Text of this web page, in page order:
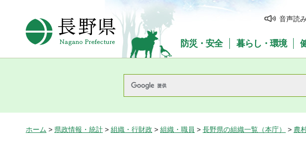
長野県Nagano Prefecture
音声読
防災・安全 暮らし・環境
ホーム > 県政情報・統計 > 組織・行財政 > 組織・職員 > 長野県の組織一覧（本庁） > 農